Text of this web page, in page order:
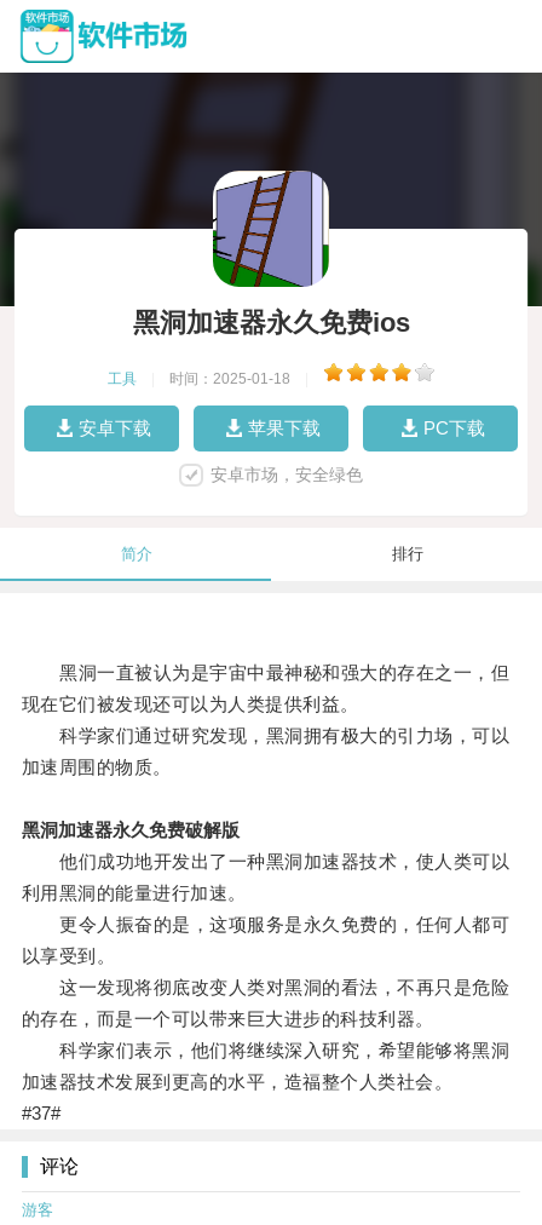
黑洞加速器永久免费ios
工具 时间：2025-01-18
安卓下载 苹果下载 PC下载
安卓市场，安全绿色
简介 排行
黑洞一直被认为是宇宙中最神秘和强大的存在之一，但
现在它们被发现还可以为人类提供利益。
科学家们通过研究发现，黑洞拥有极大的引力场，可以
加速周围的物质。
黑洞加速器永久免费破解版
他们成功地开发出了一种黑洞加速器技术，使人类可以
利用黑洞的能量进行加速。
更令人振奋的是，这项服务是永久免费的，任何人都可
以享受到。
这一发现将彻底改变人类对黑洞的看法，不再只是危险
的存在，而是一个可以带来巨大进步的科技利器。
科学家们表示，他们将继续深入研究，希望能够将黑洞
加速器技术发展到更高的水平，造福整个人类社会。
#37#
评论
游客